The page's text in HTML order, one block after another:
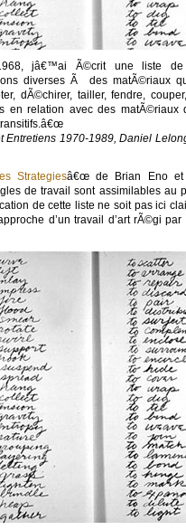
jâ€™ai Ã©crit une liste de
diverses Ã des matÃ©riaux
dÃ©chirer, tailler, fendre,
en relation avec des matÃ©riaux
1970-1989, Daniel
Strategiesâ€œ de Brian Eno et
de travail sont assimilables au
de cette liste ne soit pas ici
d’un travail d’art rÃ©gi